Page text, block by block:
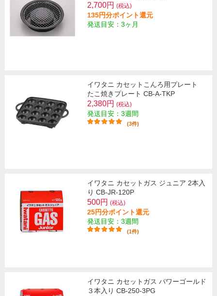
2,700円 (税込)
135円分ポイント還元
発送目安：3ヶ月
イワタニ カセットこんろ用プレート
たこ焼きプレート CB-A-TKP
2,380円 (税込)
発送目安：3週間
(3件)
イワタニ カセットガス ジュニア 2本入
り CB-JR-120P
500円 (税込)
25円分ポイント還元
発送目安：3週間
(1件)
イワタニ カセットガス パワーゴールド
３本入り CB-250-3PG